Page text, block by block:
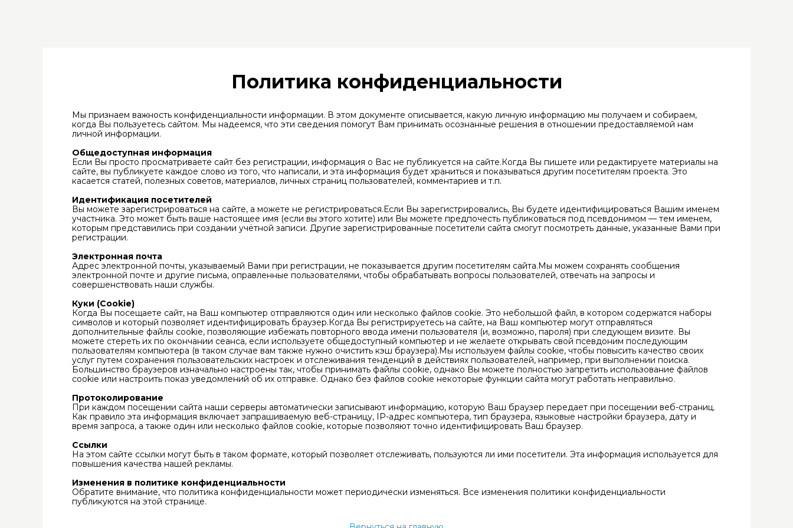
Политика конфиденциальности
Мы признаем важность конфиденциальности информации. В этом документе описывается, какую личную информацию мы получаем и собираем,
когда Вы пользуетесь сайтом. Мы надеемся, что эти сведения помогут Вам принимать осознанные решения в отношении предоставляемой нам
личной информации.
Общедоступная информация
Если Вы просто просматриваете сайт без регистрации, информация о Вас не публикуется на сайте.Когда Вы пишете или редактируете материалы на
сайте, вы публикуете каждое слово из того, что написали, и эта информация будет храниться и показываться другим посетителям проекта. Это
касается статей, полезных советов, материалов, личных страниц пользователей, комментариев и т.п.
Идентификация посетителей
Вы можете зарегистрироваться на сайте, а можете не регистрироваться.Если Вы зарегистрировались, Вы будете идентифицироваться Вашим именем
участника. Это может быть ваше настоящее имя (если вы этого хотите) или Вы можете предпочесть публиковаться под псевдонимом — тем именем,
которым представились при создании учётной записи. Другие зарегистрированные посетители сайта смогут посмотреть данные, указанные Вами при
регистрации.
Электронная почта
Адрес электронной почты, указываемый Вами при регистрации, не показывается другим посетителям сайта.Мы можем сохранять сообщения
электронной почте и другие письма, оправленные пользователями, чтобы обрабатывать вопросы пользователей, отвечать на запросы и
совершенствовать наши службы.
Куки (Cookie)
Когда Вы посещаете сайт, на Ваш компьютер отправляются один или несколько файлов cookie. Это небольшой файл, в котором содержатся наборы
символов и который позволяет идентифицировать браузер.Когда Вы регистрируетесь на сайте, на Ваш компьютер могут отправляться
дополнительные файлы cookie, позволяющие избежать повторного ввода имени пользователя (и, возможно, пароля) при следующем визите. Вы
можете стереть их по окончании сеанса, если используете общедоступный компьютер и не желаете открывать свой псевдоним последующим
пользователям компьютера (в таком случае вам также нужно очистить кэш браузера).Мы используем файлы cookie, чтобы повысить качество своих
услуг путем сохранения пользовательских настроек и отслеживания тенденций в действиях пользователей, например, при выполнении поиска.
Большинство браузеров изначально настроены так, чтобы принимать файлы cookie, однако Вы можете полностью запретить использование файлов
cookie или настроить показ уведомлений об их отправке. Однако без файлов cookie некоторые функции сайта могут работать неправильно.
Протоколирование
При каждом посещении сайта наши серверы автоматически записывают информацию, которую Ваш браузер передает при посещении веб-страниц.
Как правило эта информация включает запрашиваемую веб-страницу, IP-адрес компьютера, тип браузера, языковые настройки браузера, дату и
время запроса, а также один или несколько файлов cookie, которые позволяют точно идентифицировать Ваш браузер.
Ссылки
На этом сайте ссылки могут быть в таком формате, который позволяет отслеживать, пользуются ли ими посетители. Эта информация используется для
повышения качества нашей рекламы.
Изменения в политике конфиденциальности
Обратите внимание, что политика конфиденциальности может периодически изменяться. Все изменения политики конфиденциальности
публикуются на этой странице.